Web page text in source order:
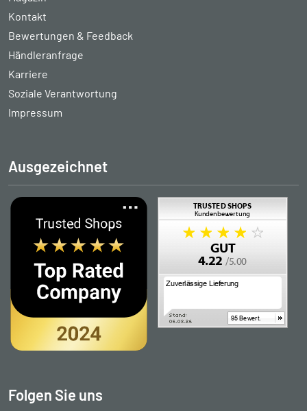
Kontakt
Bewertungen & Feedback
Händleranfrage
Karriere
Soziale Verantwortung
Impressum
Ausgezeichnet
Folgen Sie uns